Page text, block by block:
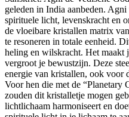
geleden in India aanbeden.
spirituele licht, levenskracht en
de vloeibare kristallen matrix
te resoneren in totale eenheid.
heling en wilskracht. Het maakt
vergroot je bewustzijn. Deze
energie van kristallen, ook voor
Voor hen die met de
zouden dit kristalletje mogen
lichtlichaam harmoniseert en